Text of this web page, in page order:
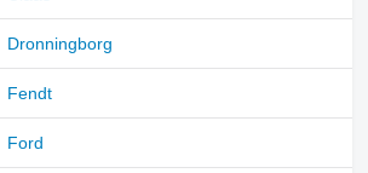
Dronningborg
Fendt
Ford